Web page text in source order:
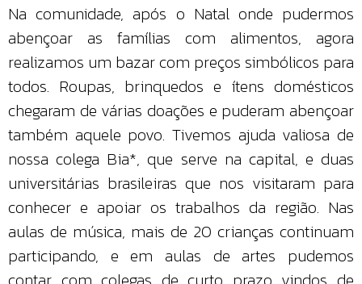
Na comunidade, após o Natal onde pudermos
abençoar as famílias com alimentos, agora
realizamos um bazar com preços simbólicos para
todos. Roupas, brinquedos e ítens domésticos
chegaram de várias doações e puderam abençoar
também aquele povo. Tivemos ajuda valiosa de
nossa colega Bia*, que serve na capital, e duas
universitárias brasileiras que nos visitaram para
conhecer e apoiar os trabalhos da região. Nas
aulas de música, mais de 20 crianças continuam
participando, e em aulas de artes pudemos